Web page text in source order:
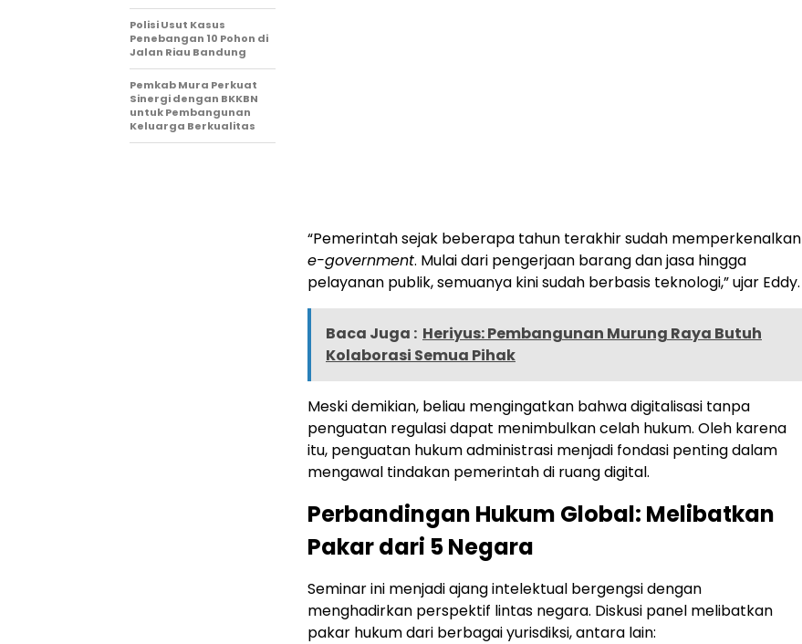
“Pemerintah sejak beberapa tahun terakhir sudah memperkenalkan
e-government. Mulai dari pengerjaan barang dan jasa hingga
pelayanan publik, semuanya kini sudah berbasis teknologi,” ujar Eddy.
Baca Juga : Heriyus: Pembangunan Murung Raya Butuh
Kolaborasi Semua Pihak
Meski demikian, beliau mengingatkan bahwa digitalisasi tanpa
penguatan regulasi dapat menimbulkan celah hukum. Oleh karena
itu, penguatan hukum administrasi menjadi fondasi penting dalam
mengawal tindakan pemerintah di ruang digital.
Perbandingan Hukum Global: Melibatkan
Pakar dari 5 Negara
Seminar ini menjadi ajang intelektual bergengsi dengan
menghadirkan perspektif lintas negara. Diskusi panel melibatkan
pakar hukum dari berbagai yurisdiksi, antara lain:
Polisi Usut Kasus
Penebangan 10 Pohon di
Jalan Riau Bandung
Pemkab Mura Perkuat
Sinergi dengan BKKBN
untuk Pembangunan
Keluarga Berkualitas